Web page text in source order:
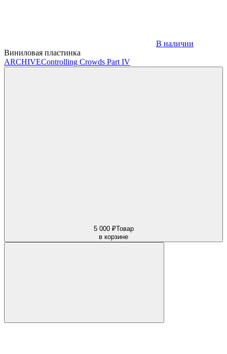
В наличии
Виниловая пластинка
ARCHIVEControlling Crowds Part IV
5 000 ₽Товар
в корзине